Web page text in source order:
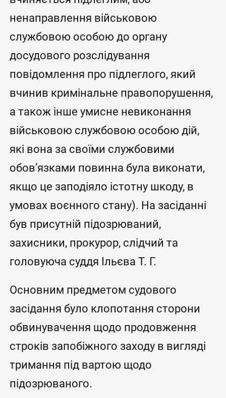
ненаправлення військовою
службовою особою до органу
досудового розслідування
повідомлення про підлеглого, який
вчинив кримінальне правопорушення,
а також інше умисне невиконання
військовою службовою особою дій,
які вона за своїми службовими
обов’язками повинна була виконати,
якщо це заподіяло істотну шкоду, в
умовах воєнного стану). На засіданні
був присутній підозрюваний,
захисники, прокурор, слідчий та
головуюча суддя Ільєва Т. Г.
Основним предметом судового
засідання було клопотання сторони
обвинувачення щодо продовження
строків запобіжного заходу в вигляді
тримання під вартою щодо
підозрюваного.